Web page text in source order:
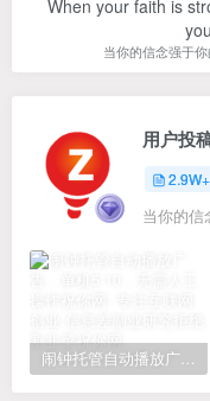
When your faith is
当你的信念强于
用户投
2.9W+
闹钟托管自动播放广告，单机5-10，无需人工操作